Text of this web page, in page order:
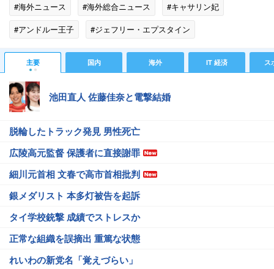
#海外ニュース #海外総合ニュース
#キャサリン妃
#アンドルー王子
#ジェフリー・エプスタイン
#海外・国際ニュース
#ゴシップ
主要 国内 海外 IT 経済 ス
池田直人 佐藤佳奈と電撃結婚
脱輪したトラック発見 男性死亡
広陵高元監督 保護者に直接謝罪
細川元首相 文春で高市首相批判
銀メダリスト 本多灯被告を起訴
タイ学校銃撃 成績でストレスか
正常な組織を誤摘出 重篤な状態
れいわの新党名「覚えづらい」